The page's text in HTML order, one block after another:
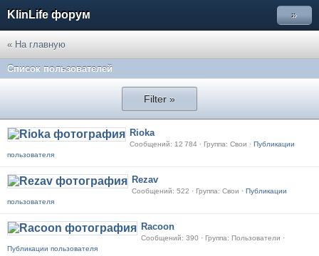
KlinLife форум »
« На главную
Список пользователей
Filter »
Rioka
Сообщений: 12 784 · Группа: Свои · Публикации
пользователя
Rezav
Сообщений: 522 · Группа: Свои · Публикации
пользователя
Racoon
Сообщений: 390 · Группа: Пользователи ·
Публикации пользователя